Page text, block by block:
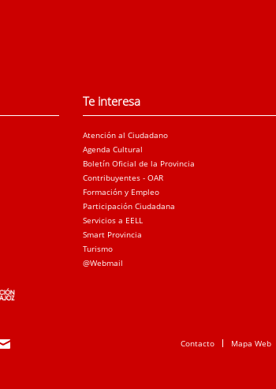
Te interesa
Atención al Ciudadano
Agenda Cultural
Boletín Oficial de la Provincia
Contribuyentes - OAR
Formación y Empleo
Participación Ciudadana
Servicios a EELL
Smart Provincia
Turismo
@Webmail
Contacto Mapa Web